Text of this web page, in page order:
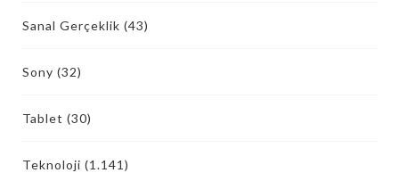
Sanal Gerçeklik (43)
Sony (32)
Tablet (30)
Teknoloji (1.141)